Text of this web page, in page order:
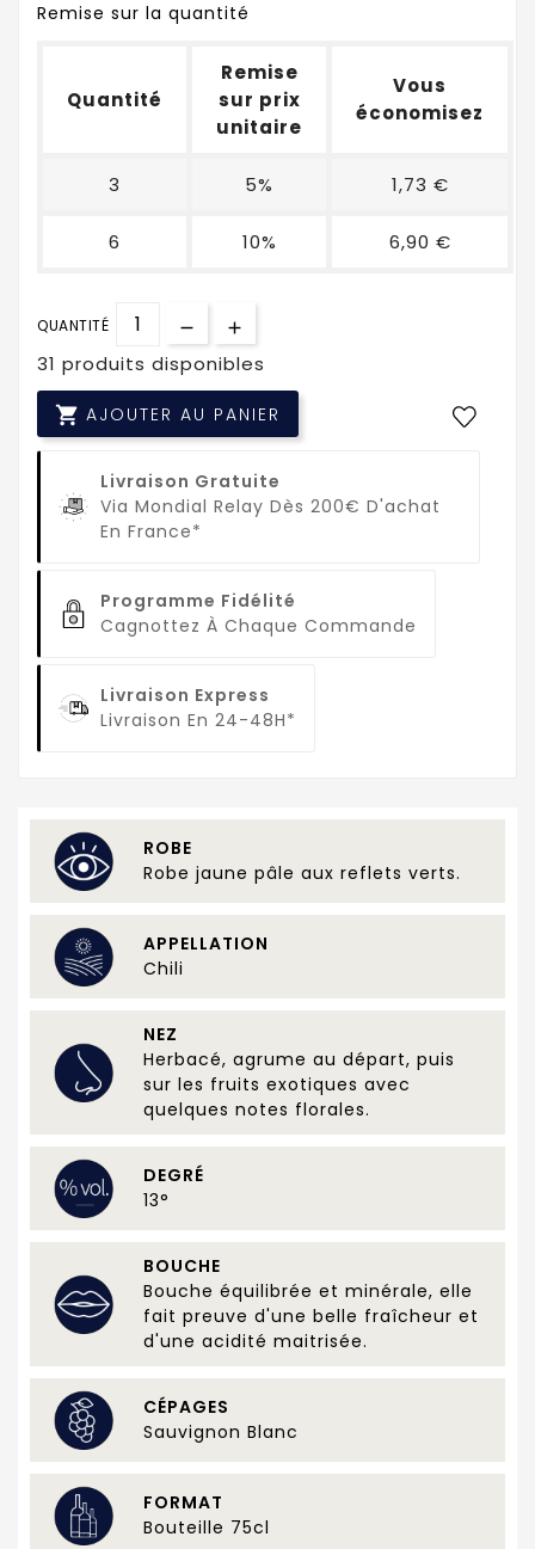
Remise sur la quantité
Quantité
Remise
sur prix
unitaire
Vous
économisez
3 5% 1,73 €
6 10% 6,90 €
QUANTITÉ
31 produits disponibles
 AJOUTER AU PANIER
Livraison Gratuite
Via Mondial Relay Dès 200€ D'achat
En France*
Programme Fidélité
Cagnottez À Chaque Commande
Livraison Express
Livraison En 24-48H*
ROBE
Robe jaune pâle aux reflets verts.
APPELLATION
Chili
NEZ
Herbacé, agrume au départ, puis
sur les fruits exotiques avec
quelques notes florales.
DEGRÉ
13°
BOUCHE
Bouche équilibrée et minérale, elle
fait preuve d'une belle fraîcheur et
d'une acidité maitrisée.
CÉPAGES
Sauvignon Blanc
FORMAT
Bouteille 75cl